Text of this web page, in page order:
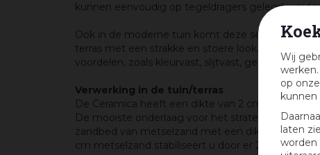
Wij
op
laten
worden
kunnen eenvoudig op tegeldragers gelegd
Ook in de moderne tuin komt deze serie goed
terras met een strakke en stoere look. De
voordelen, zoals kleurvast, slijtvast, geen krassen
Verwerking in de tuin/terras
De Ceramica heeft een dikte van 2 cm. Deze
De mooiste onderlaag voor het straten van
zandbed van metselzand met een dikte van
cm metselzand stabiliseert u door er 25 kg